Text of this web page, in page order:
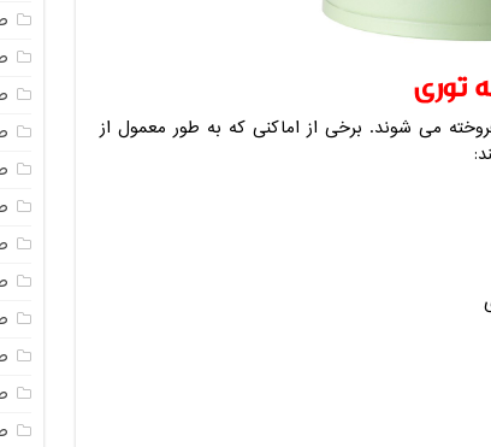
توری
می شوند. برخی از اماکنی که به طور معمول از